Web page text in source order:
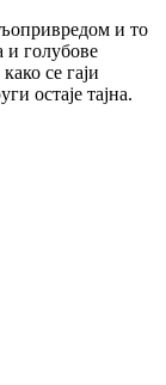
и то
и голубове
се гаји
остаје тајна.